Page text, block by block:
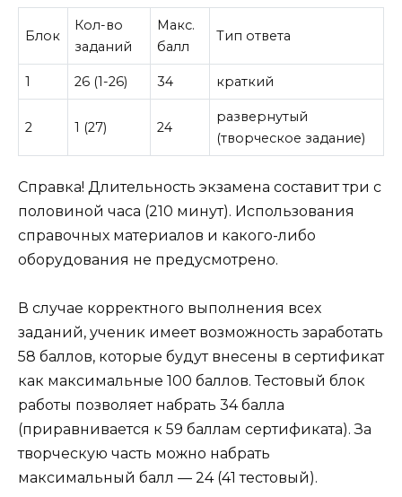
Блок
Кол-во
заданий
Макс.
балл
Тип ответа
1 26 (1-26) 34 краткий
2 1 (27) 24
развернутый
(творческое задание)
Справка! Длительность экзамена составит три с
половиной часа (210 минут). Использования
справочных материалов и какого-либо
оборудования не предусмотрено.
В случае корректного выполнения всех
заданий, ученик имеет возможность заработать
58 баллов, которые будут внесены в сертификат
как максимальные 100 баллов. Тестовый блок
работы позволяет набрать 34 балла
(приравнивается к 59 баллам сертификата). За
творческую часть можно набрать
максимальный балл — 24 (41 тестовый).